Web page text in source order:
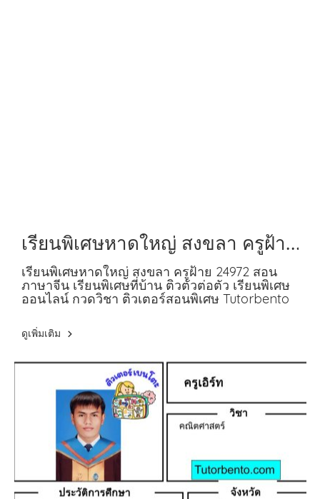
เรียนพิเศษหาดใหญ่ สงขลา ครูฝ้าย
24972 สอนภาษาจีน
เรียนพิเศษหาดใหญ่ สงขลา ครูฝ้าย 24972 สอน
ภาษาจีน เรียนพิเศษที่บ้าน ติวตัวต่อตัว เรียนพิเศษ
ออนไลน์ กวดวิชา ติวเตอร์สอนพิเศษ Tutorbento
ดูเพิ่มเติม